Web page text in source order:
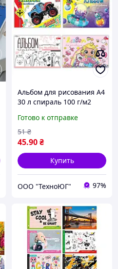
Альбом для рисования А4
30 л спираль 100 г/м2
Готово к отправке
45.90₴
51 ₴
Купить
ООО "ТехноЮГ" 97%